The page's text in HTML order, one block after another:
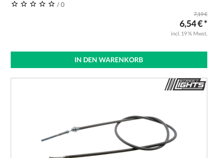
/ 0
7,19 €
6,54 € *
incl. 19 % Mwst.
IN DEN WARENKORB